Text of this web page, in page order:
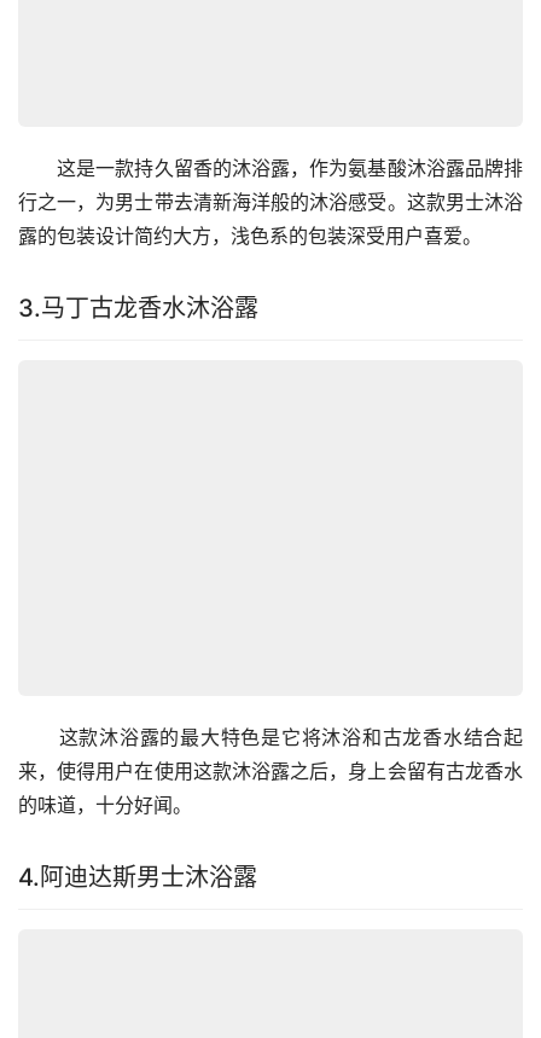
这是一款持久留香的沐浴露，作为氨基酸沐浴露品牌排
行之一，为男士带去清新海洋般的沐浴感受。这款男士沐浴
露的包装设计简约大方，浅色系的包装深受用户喜爱。
3.马丁古龙香水沐浴露
这款沐浴露的最大特色是它将沐浴和古龙香水结合起
来，使得用户在使用这款沐浴露之后，身上会留有古龙香水
的味道，十分好闻。
4.阿迪达斯男士沐浴露